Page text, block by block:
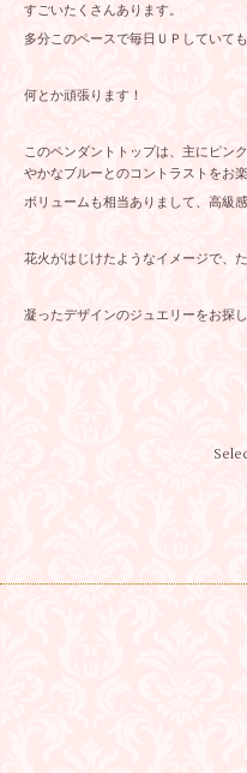
すごいたくさんあります。
多分このペースで毎日ＵＰしていて
何とか頑張ります！
このペンダントトップは、主にピン
やかなブルーとのコントラストをお楽
ボリュームも相当ありまして、高級感
花火がはじけたようなイメージで、
凝ったデザインのジュエリーをお探